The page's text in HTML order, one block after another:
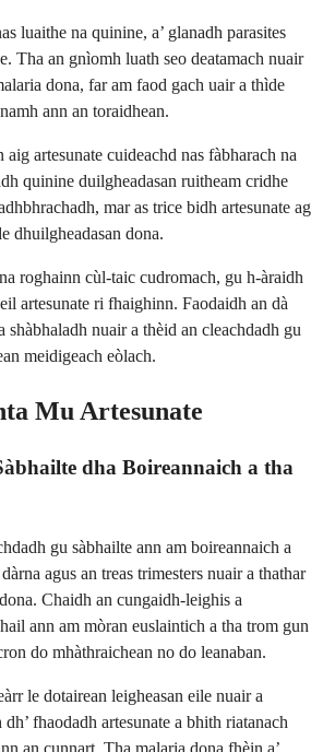
luaithe na quinine, a’ glanadh parasites
Tha an gnìomh luath seo deatamach nuair
dona, far am faod gach uair a thìde
ann an toraidhean.
artesunate cuideachd nas fàbharach na
quinine duilgheadasan ruitheam cridhe
mar as trice bidh artesunate ag
dhuilgheadasan dona.
roghainn cùl-taic cudromach, gu h-àraidh
artesunate ri fhaighinn. Faodaidh an dà
shàbhaladh nuair a thèid an cleachdadh gu
meidigeach eòlach.
Mu Artesunate
dha Boireannaich a tha
gu sàbhailte ann am boireannaich a
agus an treas trimesters nuair a thathar
Chaidh an cungaidh-leighis a
ann am mòran euslaintich a tha trom gun
do mhàthraichean no do leanaban.
le dotairean leigheasan eile nuair a
fhaodadh artesunate a bhith riatanach
an cunnart. Tha malaria dona fhèin a’